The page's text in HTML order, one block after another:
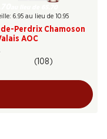
6.95 au lieu de 10.95
Perdrix Chamoson
AOC
(108)